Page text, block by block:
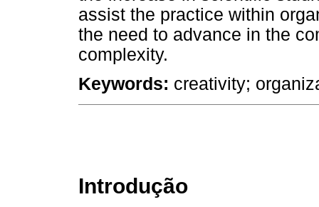
assist the practice within
the need to advance in the
complexity.
Keywords: creativity;
Introdução